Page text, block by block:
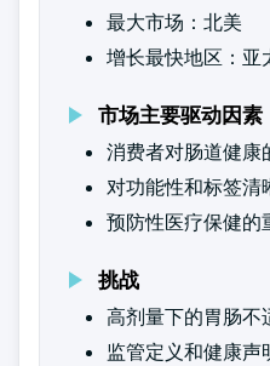
最大市场：北美
增长最快地区：亚
市场主要驱动因素
消费者对肠道健康
对功能性和标签清
预防性医疗保健的
挑战
高剂量下的胃肠不
监管定义和健康声